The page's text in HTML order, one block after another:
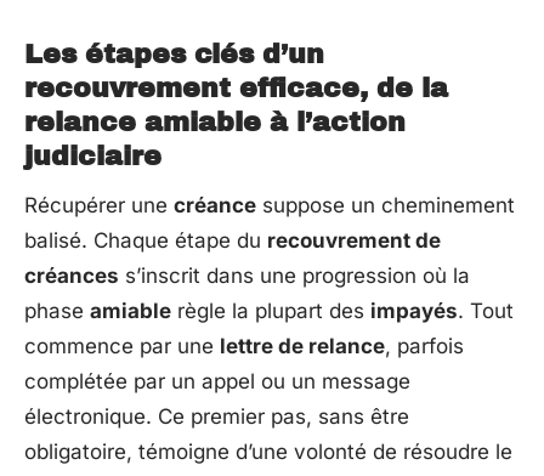
Les étapes clés d’un
recouvrement efficace, de la
relance amiable à l’action
judiciaire
Récupérer une créance suppose un cheminement
balisé. Chaque étape du recouvrement de
créances s’inscrit dans une progression où la
phase amiable règle la plupart des impayés. Tout
commence par une lettre de relance, parfois
complétée par un appel ou un message
électronique. Ce premier pas, sans être
obligatoire, témoigne d’une volonté de résoudre le